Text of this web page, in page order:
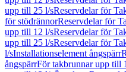
upp till 25 l/sReservdelar för
för stödrännorReservdelar för
upp till 12 l/sReservdelar för
upp till 25 l/sReservdelar för
l/sInstallationselement ångspärr
ångspärrFör takbrunnar upp till